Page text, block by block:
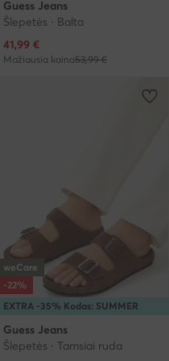
Guess Jeans
Šlepetės · Balta
Dabartinė kaina
41,99 €
Mažiausia kaina53,99 €
EXTRA -35% Kodas: SUMMER
weCare
-22%
Guess Jeans
Šlepetės · Tamsiai ruda